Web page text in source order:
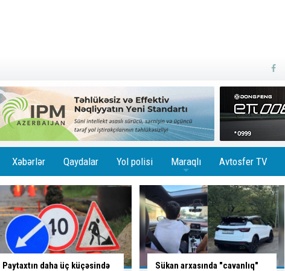
Xəbərlər Qaydalar Yol polisi Maraqlı Avtosfer TV
Sükan arxasında "cavanlıq"
Çin avtomobili sərhədi keçən